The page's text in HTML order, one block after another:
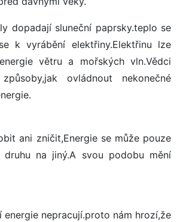
dopadají sluneční paprsky.teplo se
k vyrábění elektřiny.Elektřinu lze
větru a mořských vln.Vědci
ovládnout nekonečné
ani zničit,Energie se může pouze
na jiný.A svou podobu mění
energie nepracují.proto nám hrozí,že